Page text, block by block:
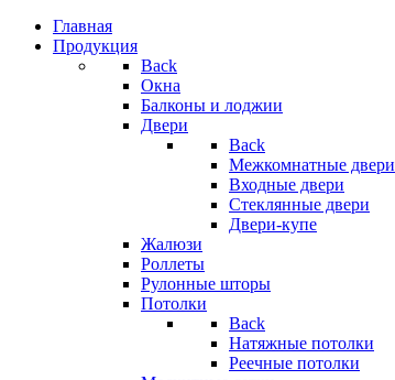
Главная
Продукция
Back
Окна
Балконы и лоджии
Двери
Back
Межкомнатные двери
Входные двери
Стеклянные двери
Двери-купе
Жалюзи
Роллеты
Рулонные шторы
Потолки
Back
Натяжные потолки
Реечные потолки